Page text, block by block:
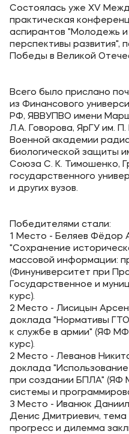
Выпускникам
Карьера
Институт
Среднее
Высшее образование
Дополнительное
Медиа
Новости ВУЗа
Контакты
Банковские реквизиты
Карьера
Приемная комиссия
+7 (4852) 74-48-91
+7 (4852) 25-25-51
Состоялась уже ХV
практическая
аспирантов "Молодежь
перспективы развития",
Победы в Великой
Всего было прислано
из Финансового
РФ, ЯВВУПВО имени
Л.А. Говорова, ЯрГУ им.
Военной академии
биологической защиты
Союза С. К. Тимошенко,
государственного
и других вузов.
Победителями стали:
1 Место - Беляев Фёдор
"Сохранение
массовой информации:
(Финуниверситет при
Государственное и
курс).
2 Место - Лисицын
доклада "Нормативы ГТО
к службе в армии" (ЯФ
курс).
2 Место - Леванов
доклада
при создании БПЛА"
системы и
3 Место - Иванюк Даниил
Денис Дмитриевич, тема
прогресс и дилемма